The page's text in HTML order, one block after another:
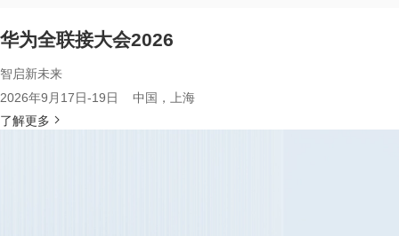
华为全联接大会2026
智启新未来
2026年9月17日-19日 中国，上海
了解更多